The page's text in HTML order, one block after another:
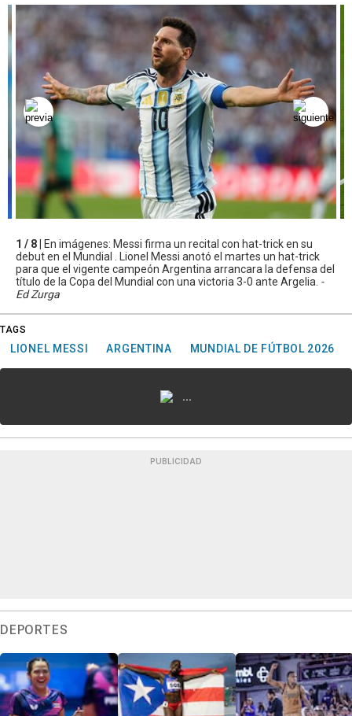
1 / 8 |
En imágenes: Messi firma un recital con hat-trick en su
debut en el Mundial . Lionel Messi anotó el martes un hat-trick
para que el vigente campeón Argentina arrancara la defensa del
título de la Copa del Mundial con una victoria 3-0 ante Argelia. -
Ed Zurga
TAGS
LIONEL MESSI ARGENTINA MUNDIAL DE FÚTBOL 2026
...
PUBLICIDAD
DEPORTES